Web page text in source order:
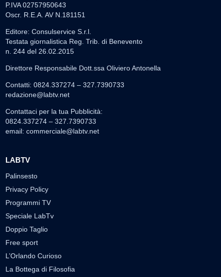
P.IVA 02757950643
Oscr. R.E.A. AV N.181151
Editore: Consulservice S.r.l.
Testata giornalistica Reg. Trib. di Benevento
n. 244 del 26.02.2015
Direttore Responsabile Dott.ssa Oliviero Antonella
Contatti: 0824.337274 – 327.7390733
redazione@labtv.net
Contattaci per la tua Pubblicità:
0824.337274 – 327.7390733
email: commerciale@labtv.net
LABTV
Palinsesto
Privacy Policy
Programmi TV
Speciale LabTv
Doppio Taglio
Free sport
L’Orlando Curioso
La Bottega di Filosofia